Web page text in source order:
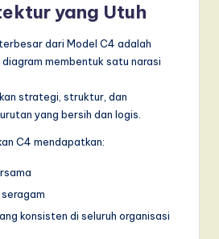
yang Utuh
dari Model C4 adalah
membentuk satu narasi
strategi, struktur, dan
yang bersih dan logis.
C4 mendapatkan:
konsisten di seluruh organisasi